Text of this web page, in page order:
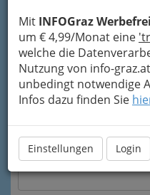
Mit INFOGraz Werbefrei
um € 4,99/Monat eine
welche die
Nutzung von info-
unbedingt notwendige
Infos dazu finden Sie
Einstellungen Login
Meine Nachricht